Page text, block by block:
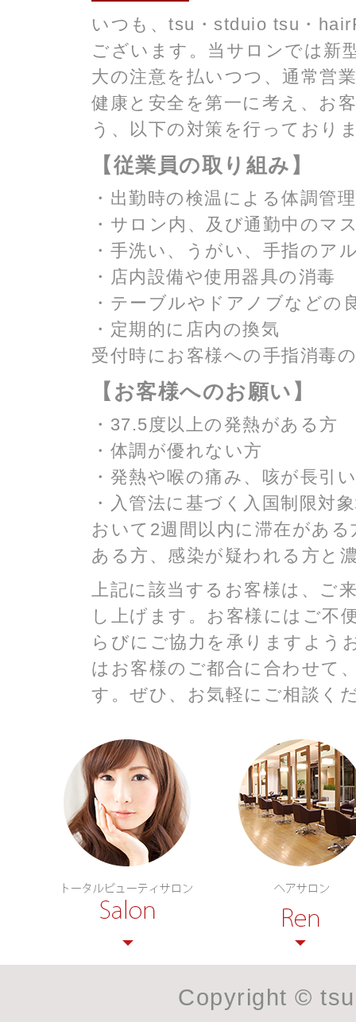
いつも、tsu・stduio tsu・
ございます。当サロンでは新
大の注意を払いつつ、通常営
健康と安全を第一に考え、お
う、以下の対策を行っており
【従業員の取り組み】
・出勤時の検温による体調管理
・サロン内、及び通勤中のマ
・手洗い、うがい、手指のア
・店内設備や使用器具の消毒
・テーブルやドアノブなどの
・定期的に店内の換気
受付時にお客様への手指消毒
【お客様へのお願い】
・37.5度以上の発熱がある方
・体調が優れない方
・発熱や喉の痛み、咳が長引
・入管法に基づく入国制限対
おいて2週間以内に滞在があ
ある方、感染が疑われる方と
上記に該当するお客様は、ご
し上げます。お客様にはご不
らびにご協力を承りますよう
はお客様のご都合に合わせて
す。ぜひ、お気軽にご相談く
Copyright ©